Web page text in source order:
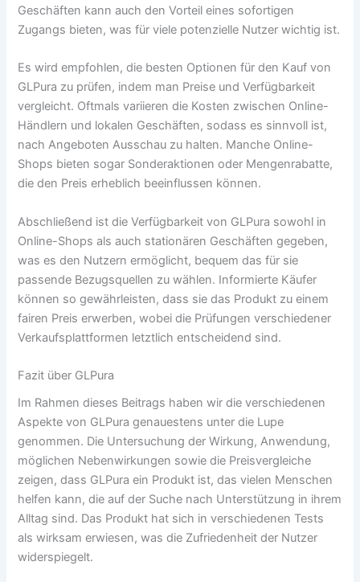
Geschäften kann auch den Vorteil eines sofortigen
Zugangs bieten, was für viele potenzielle Nutzer wichtig ist.
Es wird empfohlen, die besten Optionen für den Kauf von
GLPura zu prüfen, indem man Preise und Verfügbarkeit
vergleicht. Oftmals variieren die Kosten zwischen Online-
Händlern und lokalen Geschäften, sodass es sinnvoll ist,
nach Angeboten Ausschau zu halten. Manche Online-
Shops bieten sogar Sonderaktionen oder Mengenrabatte,
die den Preis erheblich beeinflussen können.
Abschließend ist die Verfügbarkeit von GLPura sowohl in
Online-Shops als auch stationären Geschäften gegeben,
was es den Nutzern ermöglicht, bequem das für sie
passende Bezugsquellen zu wählen. Informierte Käufer
können so gewährleisten, dass sie das Produkt zu einem
fairen Preis erwerben, wobei die Prüfungen verschiedener
Verkaufsplattformen letztlich entscheidend sind.
Fazit über GLPura
Im Rahmen dieses Beitrags haben wir die verschiedenen
Aspekte von GLPura genauestens unter die Lupe
genommen. Die Untersuchung der Wirkung, Anwendung,
möglichen Nebenwirkungen sowie die Preisvergleiche
zeigen, dass GLPura ein Produkt ist, das vielen Menschen
helfen kann, die auf der Suche nach Unterstützung in ihrem
Alltag sind. Das Produkt hat sich in verschiedenen Tests
als wirksam erwiesen, was die Zufriedenheit der Nutzer
widerspiegelt.